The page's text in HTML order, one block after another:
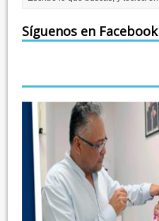
Síguenos en Facebook